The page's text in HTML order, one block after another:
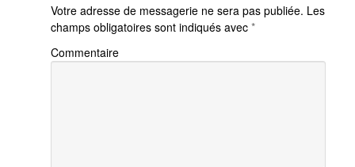
Votre adresse de messagerie ne sera pas publiée. Les
champs obligatoires sont indiqués avec *
Commentaire